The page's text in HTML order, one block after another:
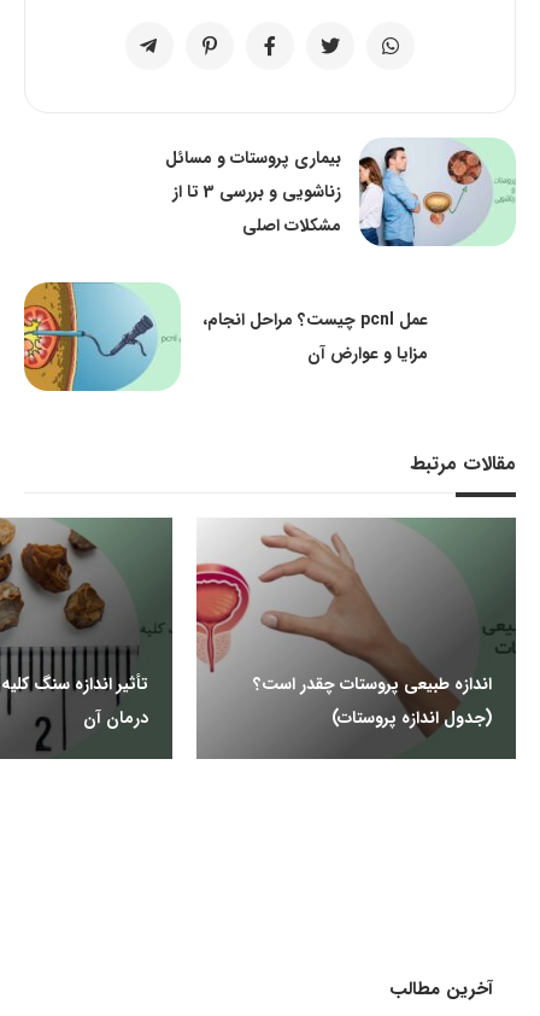
بیماری پروستات و مسائل
زناشویی و بررسی 3 تا از
مشکلات اصلی
عمل pcnl چیست؟ مراحل انجام،
مزایا و عوارض آن
مقالات مرتبط
اندازه طبیعی پروستات چقدر است؟
(جدول اندازه پروستات)
تأثیر اندازه سنگ
درمان آن
آخرین مطالب